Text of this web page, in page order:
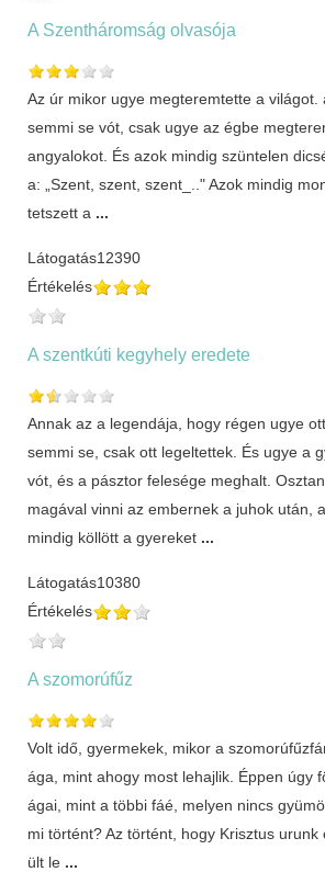
A Szentháromság olvasója
Az úr mikor ugye megteremtette a világot.
semmi se vót, csak ugye az égbe
angyalokot. És azok mindig szüntelen
a: „Szent, szent, szent_.." Azok mindig
tetszett a ...
Látogatás12390
Értékelés
A szentkúti kegyhely eredete
Annak az a legendája, hogy régen ugye
semmi se, csak ott legeltettek. És ugye a
vót, és a pásztor felesége meghalt.
magával vinni az embernek a juhok után,
mindig köllött a gyereket ...
Látogatás10380
Értékelés
A szomorúfűz
Volt idő, gyermekek, mikor a
ága, mint ahogy most lehajlik. Éppen úgy
ágai, mint a többi fáé, melyen nincs
mi történt? Az történt, hogy Krisztus urunk
ült le ...